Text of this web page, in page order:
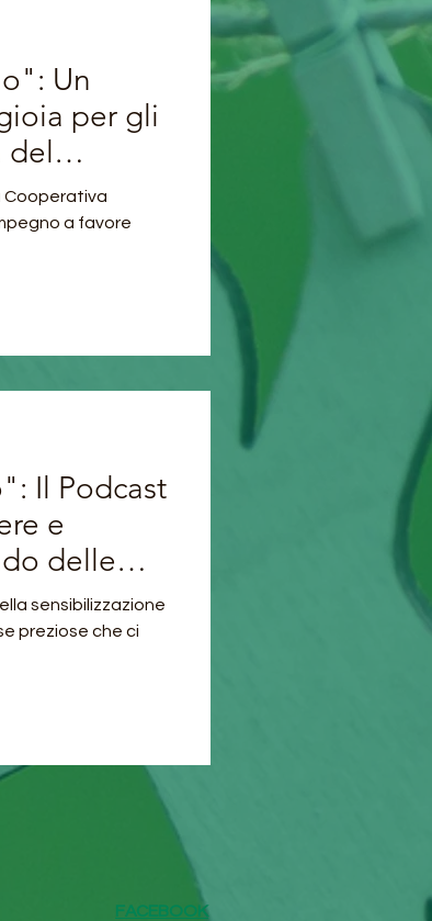
Un
per gli
del
Cooperativa
a favore
Il Podcast
e
delle
sensibilizzazione
preziose che ci
FACEBOOK